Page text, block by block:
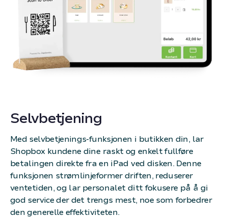
Selvbetjening
Med selvbetjenings-funksjonen i butikken din, lar
Shopbox kundene dine raskt og enkelt fullføre
betalingen direkte fra en iPad ved disken. Denne
funksjonen strømlinjeformer driften, reduserer
ventetiden, og lar personalet ditt fokusere på å gi
god service der det trengs mest, noe som forbedrer
den generelle effektiviteten.